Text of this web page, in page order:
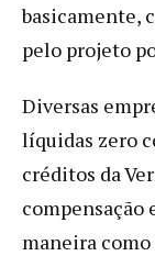
basicamente,
pelo projeto
Diversas
líquidas zero
créditos da
compensação
maneira como